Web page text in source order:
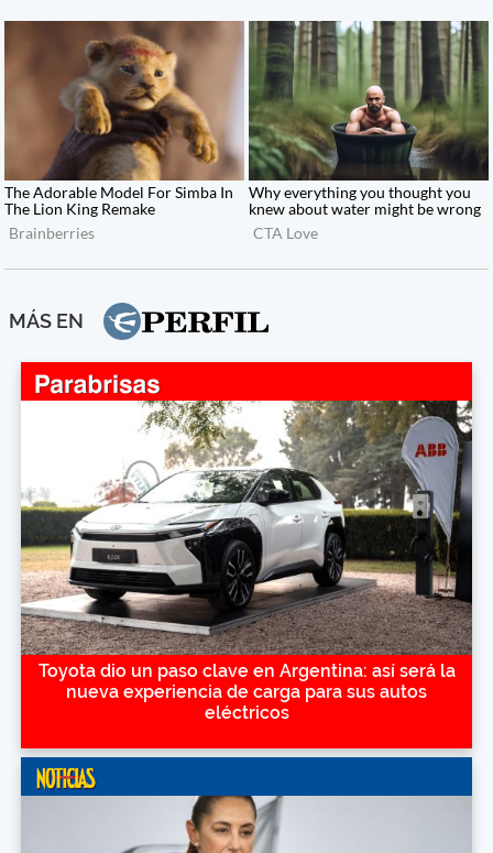
MÁS EN
Toyota dio un paso clave en Argentina: así será la
nueva experiencia de carga para sus autos
eléctricos